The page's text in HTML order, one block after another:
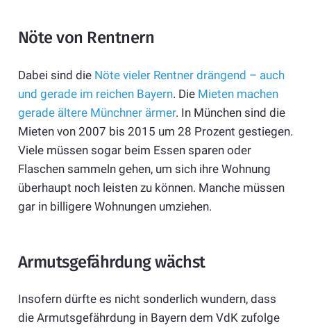
Nöte von Rentnern
Dabei sind die Nöte vieler Rentner drängend – auch
und gerade im reichen Bayern. Die Mieten machen
gerade ältere Münchner ärmer. In München sind die
Mieten von 2007 bis 2015 um 28 Prozent gestiegen.
Viele müssen sogar beim Essen sparen oder
Flaschen sammeln gehen, um sich ihre Wohnung
überhaupt noch leisten zu können. Manche müssen
gar in billigere Wohnungen umziehen.
Armutsgefährdung wächst
Insofern dürfte es nicht sonderlich wundern, dass
die Armutsgefährdung in Bayern dem VdK zufolge